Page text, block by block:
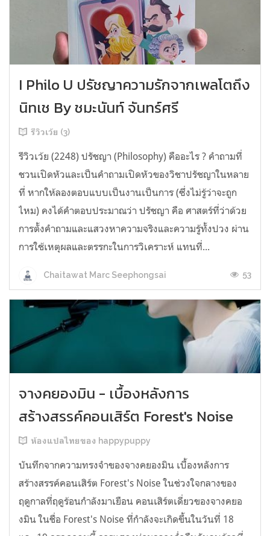
I Philo U ปรัชญาความรักจากเพลโตถึง
นิทเช By ชมะนันท์ จันทร์ศรี
รีวิวเว้ย (3)
รีวิวเว้ย (2248) ปรัชญา (Philosophy) คืออะไร ? คำถามที่
ชวนเปิดหัวและเป็นคำถามเปิดหัวของวิชาปรัชญาในหลาย
ที่ หากให้ลองตอบแบบเป็นงานเป็นการ (ซึ่งไม่รู้ว่าจะถูก
ไหม) คงได้คำตอบประมาณว่า ปรัชญา คือ ศาสตร์ที่ว่าด้วย
การตั้งคำถามและแสวงหาความจริงและความรู้ทั้งปวง ผ่าน
การใช้เหตุผลและตรรกะในการวิเคราะห์ แทนที่...
Chaitawat Marc Seephongsai 53
จางคยองมิน - เบื้องหลังการ
สร้างสรรค์คอนเสิร์ต Forest's Noise
ห้องแปลไทยของ happypuppy
บันทึกจากความทรงจำของจางคยองมิน เบื้องหลังการ
สร้างสรรค์คอนเสิร์ต Forest's Noise ในช่วงใจกลางของ
ฤดูกาลที่ฤดูร้อนกำลังมาเยือน คอนเสิร์ตเดี่ยวของจางคยอ
งมิน ในชื่อ Forest's Noise ที่กำลังจะเกิดขึ้นในวันที่ 18